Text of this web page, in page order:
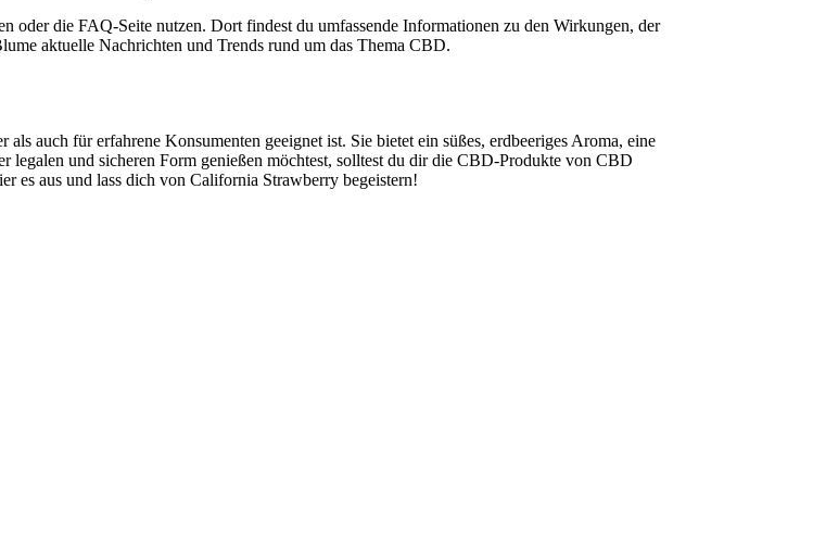
die FAQ-Seite nutzen. Dort findest du umfassende Informationen zu den Wirkungen, der
aktuelle Nachrichten und Trends rund um das Thema CBD.
auch für erfahrene Konsumenten geeignet ist. Sie bietet ein süßes, erdbeeriges Aroma, eine
und sicheren Form genießen möchtest, solltest du dir die CBD-Produkte von CBD
es aus und lass dich von California Strawberry begeistern!